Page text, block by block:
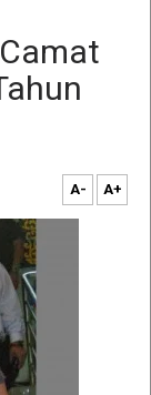
A- A+